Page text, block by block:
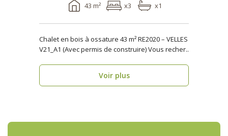
43 m² x3 x1
Chalet en bois à ossature 43 m² RE2020 – VELLES
V21_A1 (Avec permis de construire) Vous recher..
Voir plus